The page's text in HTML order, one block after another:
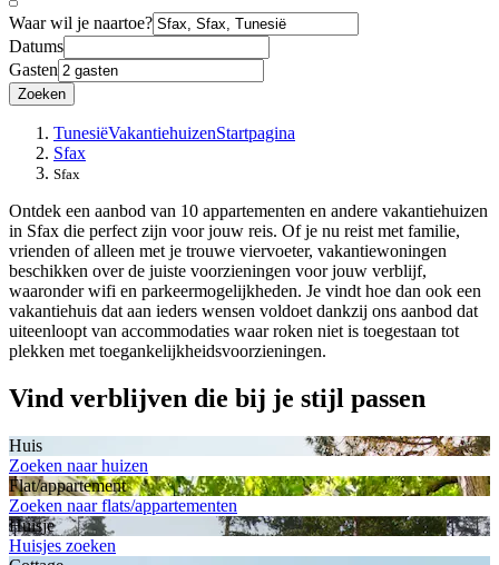
Waar wil je naartoe?
Datums
Gasten
Zoeken
TunesiëVakantiehuizenStartpagina
Sfax
Sfax
Ontdek een aanbod van 10 appartementen en andere vakantiehuizen
in Sfax die perfect zijn voor jouw reis. Of je nu reist met familie,
vrienden of alleen met je trouwe viervoeter, vakantiewoningen
beschikken over de juiste voorzieningen voor jouw verblijf,
waaronder wifi en parkeermogelijkheden. Je vindt hoe dan ook een
vakantiehuis dat aan ieders wensen voldoet dankzij ons aanbod dat
uiteenloopt van accommodaties waar roken niet is toegestaan tot
plekken met toegankelijkheidsvoorzieningen.
Vind verblijven die bij je stijl passen
Huis
Zoeken naar huizen
Flat/appartement
Zoeken naar flats/appartementen
Huisje
Huisjes zoeken